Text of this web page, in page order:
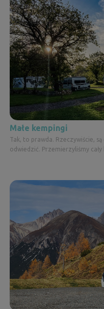
Małe kempingi
Tak, to prawda. Rzeczywiście,
odwiedzić. Przemierzyliśmy